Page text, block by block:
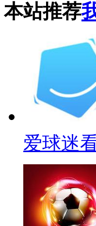
本站推荐
爱球迷